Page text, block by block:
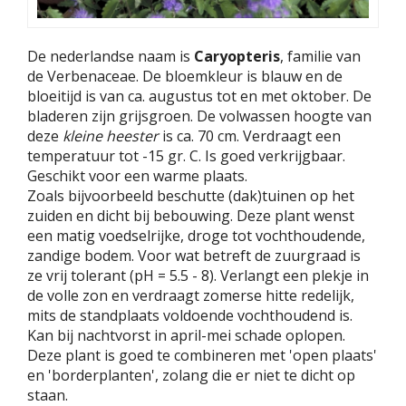
De nederlandse naam is Caryopteris, familie van
de Verbenaceae. De bloemkleur is blauw en de
bloeitijd is van ca. augustus tot en met oktober. De
bladeren zijn grijsgroen. De volwassen hoogte van
deze kleine heesteris ca. 70 cm. Verdraagt een
temperatuur tot -15 gr. C. Is goed verkrijgbaar.
Geschikt voor een warme plaats.
Zoals bijvoorbeeld beschutte (dak)tuinen op het
zuiden en dicht bij bebouwing. Deze plant wenst
een matig voedselrijke, droge tot vochthoudende,
zandige bodem. Voor wat betreft de zuurgraad is
ze vrij tolerant (pH = 5.5 - 8). Verlangt een plekje in
de volle zon en verdraagt zomerse hitte redelijk,
mits de standplaats voldoende vochthoudend is.
Kan bij nachtvorst in april-mei schade oplopen.
Deze plant is goed te combineren met 'open plaats'
en 'borderplanten', zolang die er niet te dicht op
staan.